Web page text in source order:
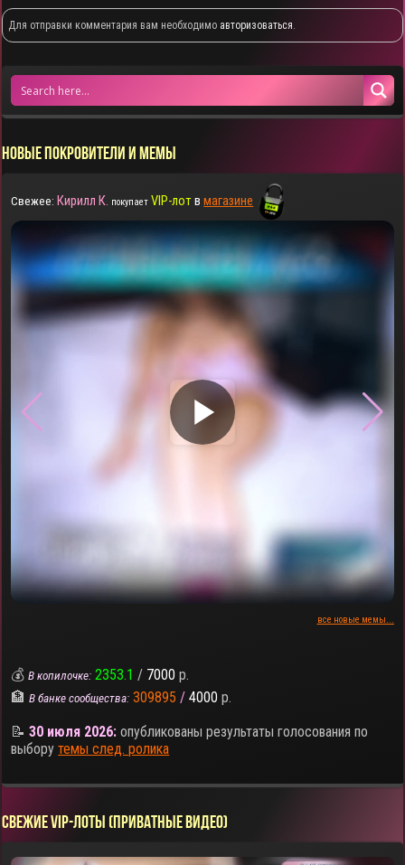
Для отправки комментария вам необходимо авторизоваться.
НОВЫЕ ПОКРОВИТЕЛИ И МЕМЫ
Свежее: Кирилл К. покупает VIP-лотвмагазине
▶
все новые мемы...
💰В копилочке: 2353.1 / 7000 р.
🏦В банке сообщества: 309895 / 4000 р.
📝30 июля 2026: опубликованы результаты голосования по
выборутемы след. ролика
СВЕЖИЕ VIP-ЛОТЫ (ПРИВАТНЫЕ ВИДЕО)